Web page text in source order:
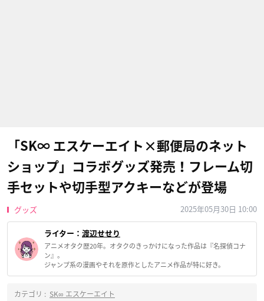
「SK∞ エスケーエイト×郵便局のネット
ショップ」コラボグッズ発売！フレーム切
手セットや切手型アクキーなどが登場
グッズ 2025年05月30日 10:00
ライター： 渡辺せせり
アニメオタク歴20年。オタクのきっかけになった作品は『名探偵コナ
ン』。
ジャンプ系の漫画やそれを原作としたアニメ作品が特に好き。
カテゴリ : SK∞ エスケーエイト